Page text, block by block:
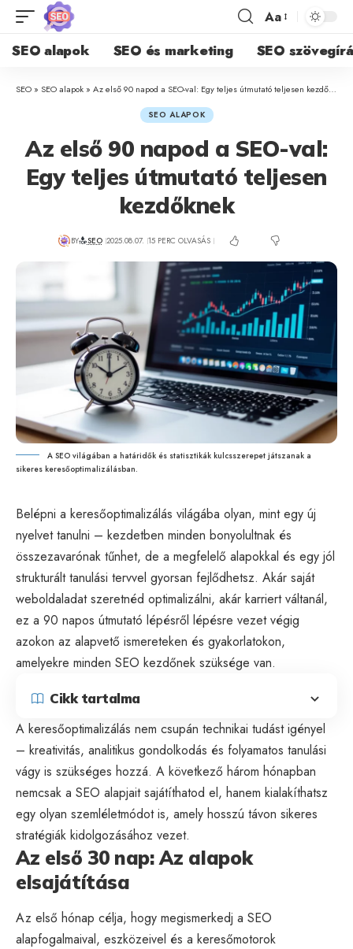
Aa
SEO alapok SEO és marketing SEO
SEO » SEO alapok » Az első 90 napod a SEO-val: Egy teljes útmutató teljesen kezdőknek
SEO ALAPOK
Az első 90 napod a SEO-val:
Egy teljes útmutató teljesen
kezdőknek
BY SEO 2025.08.07. 15 PERC OLVASÁS
A SEO világában a határidők és statisztikák kulcsszerepet játszanak a
sikeres keresőoptimalizálásban.
Belépni a keresőoptimalizálás világába olyan, mint egy új
nyelvet tanulni – kezdetben minden bonyolultnak és
összezavarónak tűnhet, de a megfelelő alapokkal és egy jól
strukturált tanulási tervvel gyorsan fejlődhetsz. Akár saját
weboldaladat szeretnéd optimalizálni, akár karriert váltanál,
ez a 90 napos útmutató lépésről lépésre vezet végig
azokon az alapvető ismereteken és gyakorlatokon,
amelyekre minden SEO kezdőnek szüksége van.
Cikk tartalma
A keresőoptimalizálás nem csupán technikai tudást igényel
– kreativitás, analitikus gondolkodás és folyamatos tanulási
vágy is szükséges hozzá. A következő három hónapban
nemcsak a SEO alapjait sajátíthatod el, hanem kialakíthatsz
egy olyan szemléletmódot is, amely hosszú távon sikeres
stratégiák kidolgozásához vezet.
Az első 30 nap: Az alapok
elsajátítása
Az első hónap célja, hogy megismerkedj a SEO
alapfogalmaival, eszközeivel és a keresőmotorok